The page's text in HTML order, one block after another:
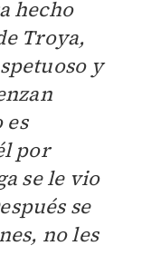
hecho
Troya,
y
es
por
se le vio
se
no les